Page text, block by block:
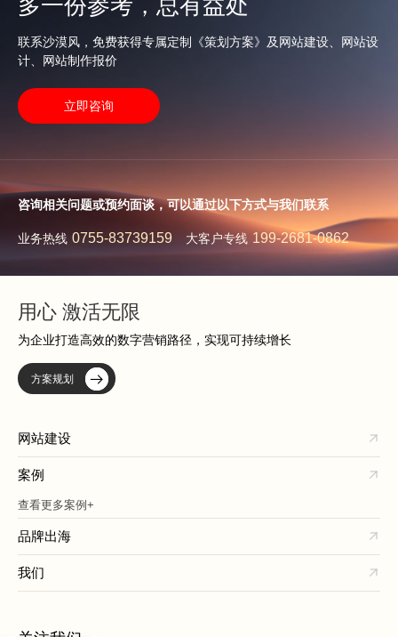
多一份参考，总有益处
联系沙漠风，免费获得专属定制《策划方案》及网站建设、网站设
计、网站制作报价
立即咨询
咨询相关问题或预约面谈，可以通过以下方式与我们联系
业务热线 0755-83739159 大客户专线 199-2681-0862
用心 激活无限
为企业打造高效的数字营销路径，实现可持续增长
方案规划
网站建设
案例
查看更多案例+
品牌出海
我们